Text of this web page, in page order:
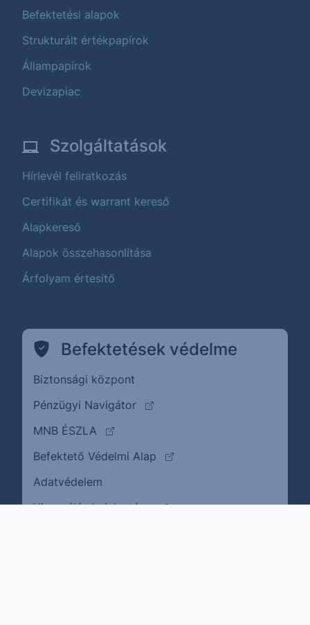
Befektetési alapok
Strukturált értékpapírok
Állampapírok
Devizapiac
Szolgáltatások
Hírlevél feliratkozás
Certifikát és warrant kereső
Alapkereső
Alapok összehasonlítása
Árfolyam értesítő
Befektetések védelme
Biztonsági központ
Pénzügyi Navigátor
(külső oldalra ugrik)
MNB ÉSZLA
(külső oldalra ugrik)
Befektető Védelmi Alap
(külső oldalra ugrik)
Adatvédelem
Visszaélés bejelentése(külső oldalra ugrik)